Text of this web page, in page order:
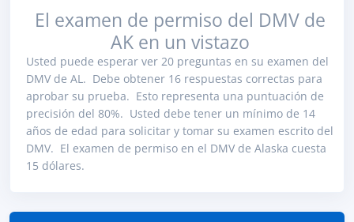
El examen de permiso del DMV de
AK en un vistazo
Usted puede esperar ver 20 preguntas en su examen del
DMV de AL. Debe obtener 16 respuestas correctas para
aprobar su prueba. Esto representa una puntuación de
precisión del 80%. Usted debe tener un mínimo de 14
años de edad para solicitar y tomar su examen escrito del
DMV. El examen de permiso en el DMV de Alaska cuesta
15 dólares.